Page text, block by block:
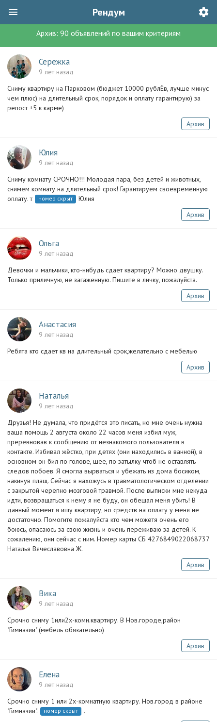
Рендум
Архив: 90 объявлений по вашим критериям
Сережка
9 лет назад
Сниму квартиру на Парковом (бюджет 10000 рублЁв, лучше минус
чем плюс) на длительный срок, порядок и оплату гарантирую) за
репост +5 к карме)
Архив
Юлия
9 лет назад
Сниму комнату СРОЧНО!!! Молодая пара, без детей и животных,
снимем комнату на длительный срок! Гарантируем своевременную
оплату. т
номер скрыт
Юлия
Архив
Ольга
9 лет назад
Девочки и мальчики, кто-нибудь сдает квартиру? Можно двушку.
Только приличную, не загаженную. Пишите в личку, пожалуйста.
Архив
Анастасия
9 лет назад
Ребята кто сдает кв на длительный срок,желательно с мебелью
Архив
Наталья
9 лет назад
Друзья! Не думала, что придётся это писать, но мне очень нужна
ваша помощь 2 августа около 22 часов меня избил муж,
преревновав к сообщению от незнакомого пользователя в
контакте. Избивал жёстко, при детях (они находились в ванной), в
основном он бил по голове, шее, по затылку чтоб не оставлять
следов побоев. Я смогла вырваться и убежать из дома босиком,
накинув плащ. Сейчас я нахожусь в травматологическом отделении
с закрытой черепно мозговой травмой. После выписки мне некуда
идти, возвращаться к нему я не буду, он обещал меня убить! В
данный момент я ищу квартиру, но средств на оплату у меня не
достаточно. Помогите пожалуйста кто чем можетя очень его
боюсь, опасаюсь за свою жизнь и очень переживаю за детей. К
сожалению, они сейчас с ним. Номер карты СБ 4276849022068737
Наталья Вячеславовна Ж.
Архив
Вика
9 лет назад
Срочно сниму 1или2х-комн.квартиру. В Нов.городе,район
"Гимназии" (мебель обязательно)
Архив
Елена
9 лет назад
Срочно сниму 1 или 2х-комнатную квартиру. Нов.город в районе
"Гимназии".
номер скрыт
.